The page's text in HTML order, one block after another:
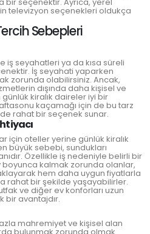
televizyon seçenekleri oldukça
Sebepleri
iş seyahatleri ya da kısa süreli
İş seyahati yaparken
zorunda olabilirsiniz. Ancak,
dışında daha kişisel ve
kiralık daireler iyi bir
kaçamağı için de bu tarz
rahat bir seçenek sunar.
için oteller yerine günlük kiralık
büyük sebebi, sundukları
Özellikle iş nedeniyle belirli bir
kalmak zorunda olanlar,
hem daha uygun fiyatlarla
rahat bir şekilde yaşayabilirler.
ve diğer ev konforları uzun
bir avantajdır.
mahremiyet ve kişisel alan